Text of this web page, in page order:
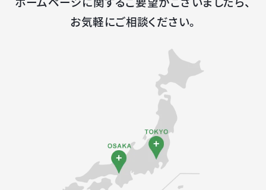
お気軽にご相談ください。